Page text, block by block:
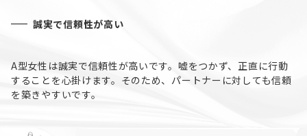
誠実で信頼性が高い
A型女性は誠実で信頼性が高いです。嘘をつかず、正直に行動
することを心掛けます。そのため、パートナーに対しても信頼
を築きやすいです。